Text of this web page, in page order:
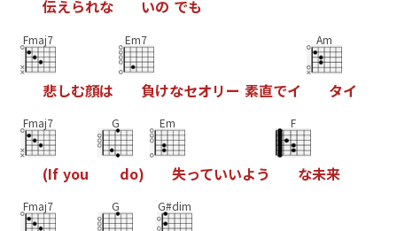
伝えられな いの でも
Fmaj7
悲しむ顔は
Em7
負けなセオリー 素直でイ
Am
タイ
Fmaj7
(If you
G
do)
Em
失っていいよう
F
な未来
Fmaj7 G G#dim